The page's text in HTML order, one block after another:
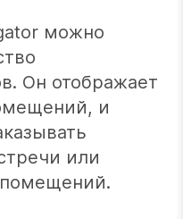
можно
Он отображает
и
или
помещений.